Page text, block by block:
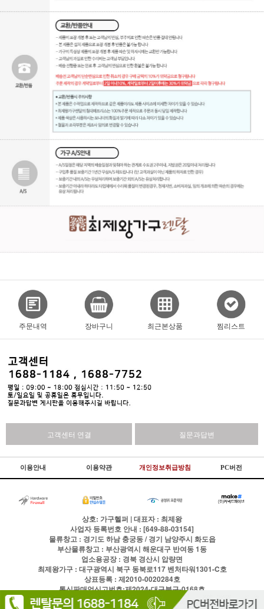
주문내역 장바구니 최근본상품 찜리스트
고객센터 연결 질문과답변
이용안내 이용약관 개인정보취급방침 PC버전
상호: 가구헬퍼 | 대표자 : 최제왕
사업자 등록번호 안내 : [649-88-03154]
물류창고 : 경기도 하남 충궁동 / 경기 남양주시 화도읍
부산물류창고 : 부산광역시 해운대구 반여동 1동
업소용공장 : 경북 경산시 압량면
최제왕가구 : 대구광역시 북구 동북로117 벤처타워1301-C호
상표등록 : 제2010-0020284호
통신판매업신고번호:제2024-대구북구-0168호
전화1688-1184팩스